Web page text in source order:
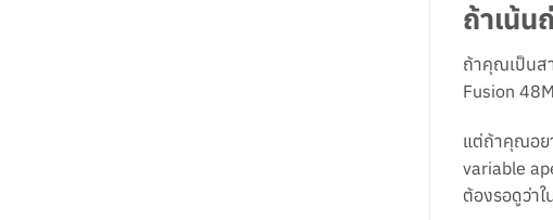
ถ้าเน้น
ถ้าคุณเป็นส
Fusion
แต่ถ้าคุณอย
variable
ต้องรอดูว่า